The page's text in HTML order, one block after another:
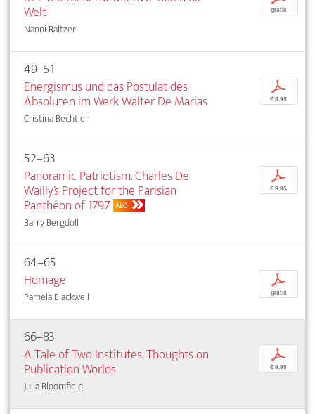
Welt
Nanni Baltzer
gratis
49–51
Energismus und das Postulat des
Absoluten im Werk Walter De Marias
Cristina Bechtler
p
€ 5,95
52–63
Panoramic Patriotism. Charles De
Wailly’s Project for the Parisian
Panthéon of 1797 ABO
Barry Bergdoll
p
€ 9,95
64–65
Homage
Pamela Blackwell
p
gratis
66–83
A Tale of Two Institutes. Thoughts on
Publication Worlds
Julia Bloomfield
p
€ 9,95